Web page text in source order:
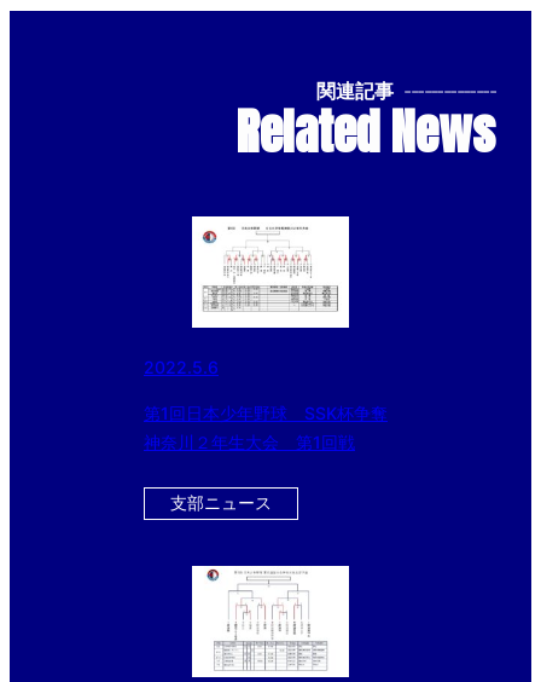
関連記事 --------------
Related News
2022.5.6
第1回日本少年野球 SSK杯争奪
神奈川２年生大会 第1回戦
支部ニュース